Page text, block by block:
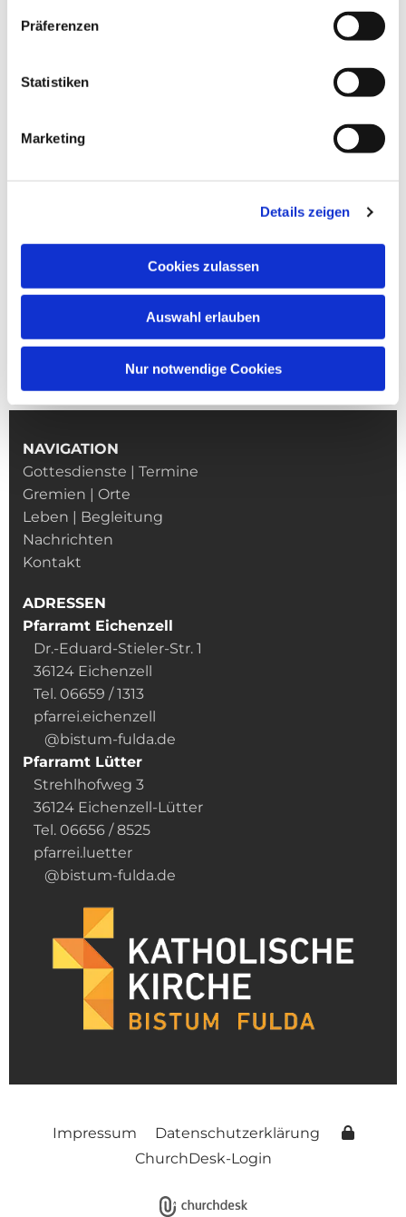
Präferenzen
Statistiken
Marketing
Details zeigen
Cookies zulassen
Auswahl erlauben
Nur notwendige Cookies
NAVIGATION
Gottesdienste | Termine
Gremien | Orte
Leben | Begleitung
Nachrichten
Kontakt
ADRESSEN
Pfarramt Eichenzell
Dr.-Eduard-Stieler-Str. 1
36124 Eichenzell
Tel. 06659 / 1313
pfarrei.eichenzell
@bistum-fulda.de
Pfarramt Lütter
Strehlhofweg 3
36124 Eichenzell-Lütter
Tel. 06656 / 8525
pfarrei.luetter
@bistum-fulda.de
Impressum
Datenschutzerklärung
ChurchDesk-Login